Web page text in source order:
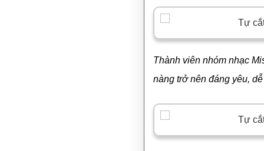
Thành viên nhóm nhạc
nàng trở nên đáng yêu,